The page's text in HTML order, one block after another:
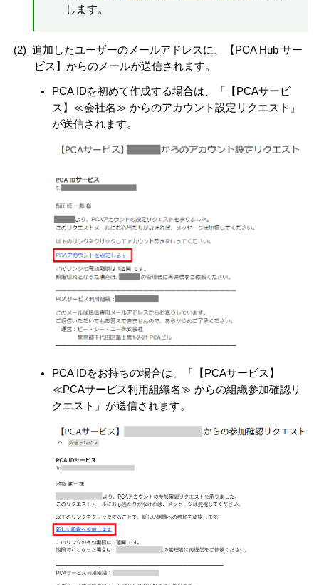
します。
(2)追加したユーザーのメールアドレスに、【PCA Hub サー
ビス】からのメールが送信されます。
PCA IDを初めて作成する場合は、「【PCAサービ
ス】≪会社名≫ からのアカウント設定リクエスト」
が送信されます。
PCA IDをお持ちの場合は、「【PCAサービス】
≪PCAサービス利用組織名≫ からの組織参加確認リ
クエスト」が送信されます。